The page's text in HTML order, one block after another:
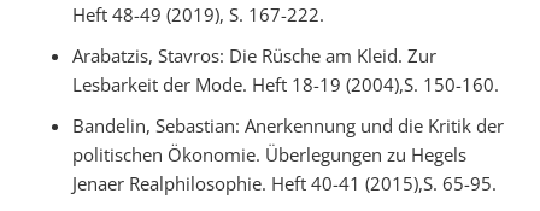
Heft 48-49 (2019), S. 167-222.
Arabatzis, Stavros: Die Rüsche am Kleid. Zur
Lesbarkeit der Mode. Heft 18-19 (2004),S. 150-160.
Bandelin, Sebastian: Anerkennung und die Kritik der
politischen Ökonomie. Überlegungen zu Hegels
Jenaer Realphilosophie. Heft 40-41 (2015),S. 65-95.